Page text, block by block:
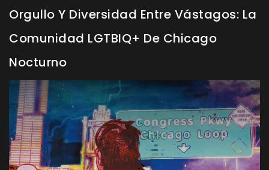
Orgullo Y Diversidad Entre Vástagos: La
Comunidad LGTBIQ+ De Chicago
Nocturno